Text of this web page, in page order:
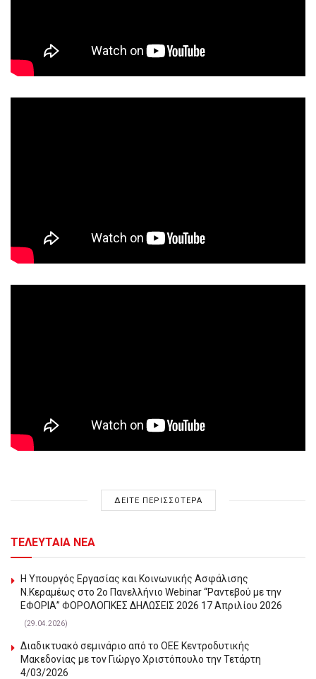
ΔΕΙΤΕ ΠΕΡΙΣΣΟΤΕΡΑ
ΤΕΛΕΥΤΑΙΑ ΝΕΑ
Η Υπουργός Εργασίας και Κοινωνικής Ασφάλισης
Ν.Κεραμέως στο 2o Πανελλήνιο Webinar “Ραντεβού με την
ΕΦΟΡΙΑ” ΦΟΡΟΛΟΓΙΚΕΣ ΔΗΛΩΣΕΙΣ 2026 17 Απριλίου 2026
(29.04.2026)
Διαδικτυακό σεμινάριο από το ΟΕΕ Κεντροδυτικής
Μακεδονίας με τον Γιώργο Χριστόπουλο την Τετάρτη
4/03/2026